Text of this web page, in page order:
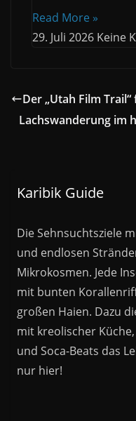
Read More »
29. Juli 2026 Keine
Der „Utah Film
Lachswanderung im
Karibik Guide
Die Sehnsuchtsziele
und endlosen
Mikrokosmen. Jede
mit bunten
großen Haien. Dazu
mit kreolischer
und Soca-Beats das
nur hier!